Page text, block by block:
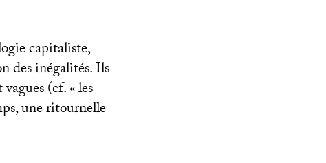
capitaliste,
des inégalités. Ils
(cf. «les
une ritournelle